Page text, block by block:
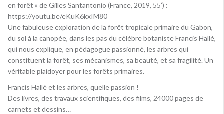
en forêt » de Gilles Santantonio (France, 2019, 55’) :
https://youtu.be/eKuK6kxIM80
Une fabuleuse exploration de la forêt tropicale primaire du Gabon,
du sol à la canopée, dans les pas du célèbre botaniste Francis Hallé,
qui nous explique, en pédagogue passionné, les arbres qui
constituent la forêt, ses mécanismes, sa beauté, et sa fragilité. Un
véritable plaidoyer pour les forêts primaires.
Francis Hallé et les arbres, quelle passion !
Des livres, des travaux scientifiques, des films, 24000 pages de
carnets et dessins…